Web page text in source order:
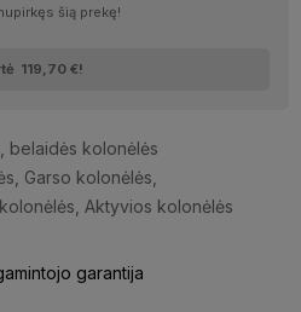
šią prekę!
119,70 €!
belaidės kolonėlės
Garso kolonėlės
Aktyvios kolonėlės
garantija